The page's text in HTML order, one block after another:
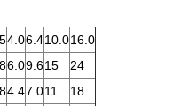
4.06.410.016.0
6.09.615
24
4.47.011
18